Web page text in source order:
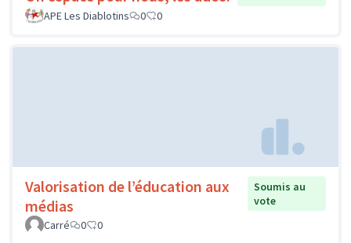
APE Les Diablotins
0 0
Valorisation de l’éducation aux
médias
Soumis au
vote
Carré
0 0